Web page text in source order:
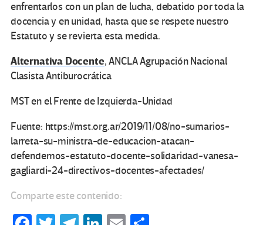
enfrentarlos con un plan de lucha, debatido por toda la
docencia y en unidad, hasta que se respete nuestro
Estatuto y se revierta esta medida.
Alternativa Docente, ANCLA Agrupación Nacional
Clasista Antiburocrática
MST en el Frente de Izquierda-Unidad
Fuente: https://mst.org.ar/2019/11/08/no-sumarios-
larreta-su-ministra-de-educacion-atacan-
defendemos-estatuto-docente-solidaridad-vanesa-
gagliardi-24-directivos-docentes-afectades/
Comparte este contenido: